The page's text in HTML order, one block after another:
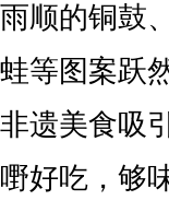
雨顺的铜鼓
蛙等图案跃
非遗美食吸
嘢好吃，够